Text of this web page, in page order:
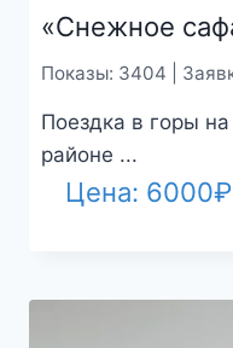
«Снежное
Показы: 3404 |
Поездка в горы
районе ...
Цена: 6000₽